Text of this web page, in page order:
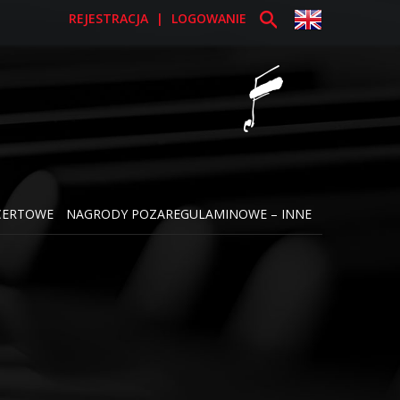
REJESTRACJA | LOGOWANIE
NAGRODY POZAREGULAMINOWE – INNE